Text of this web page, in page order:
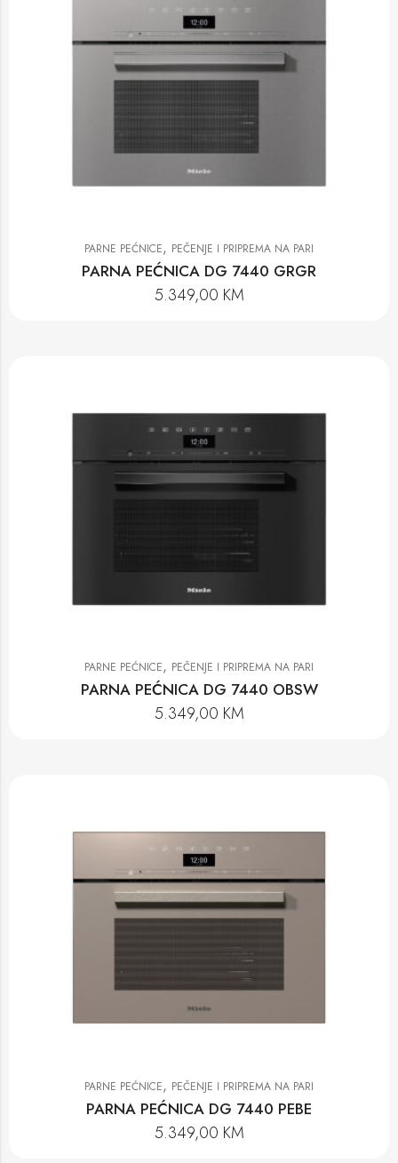
PARNE PEĆNICE, PEČENJE I PRIPREMA NA PARI
PARNA PEĆNICA DG 7440 GRGR
5.349,00 KM
PARNE PEĆNICE, PEČENJE I PRIPREMA NA PARI
PARNA PEĆNICA DG 7440 OBSW
5.349,00 KM
PARNE PEĆNICE, PEČENJE I PRIPREMA NA PARI
PARNA PEĆNICA DG 7440 PEBE
5.349,00 KM